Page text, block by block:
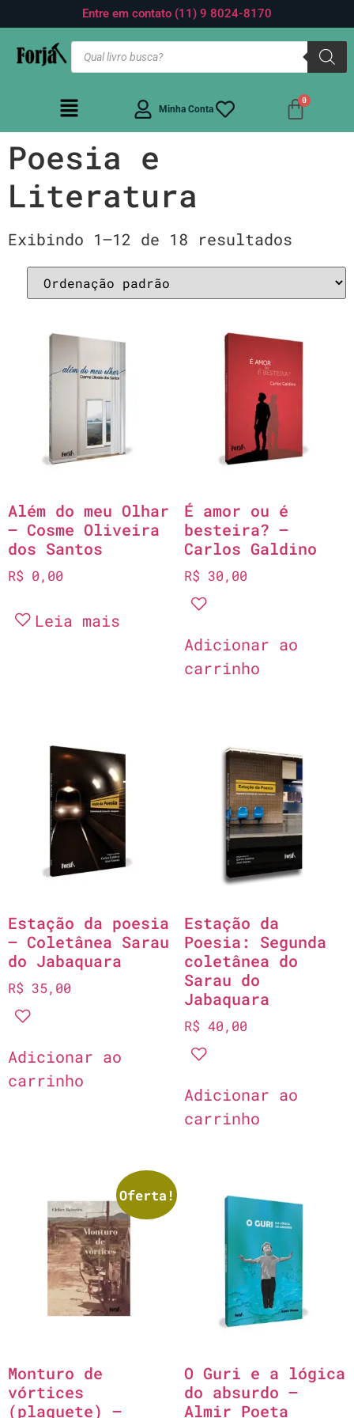
Entre em contato (11) 9 8024-8170
Minha Conta
Poesia e
Literatura
Exibindo 1–12 de 18 resultados
Além do meu Olhar
– Cosme Oliveira
dos Santos
R$ 0,00
Leia mais
É amor ou é
besteira? –
Carlos Galdino
R$ 30,00
Adicionar ao
carrinho
Estação da poesia
– Coletânea Sarau
do Jabaquara
R$ 35,00
Adicionar ao
carrinho
Estação da
Poesia: Segunda
coletânea do
Sarau do
Jabaquara
R$ 40,00
Adicionar ao
carrinho
Oferta!
Monturo de
vórtices
(plaquete) –
O Guri e a lógica
do absurdo –
Almir Poeta